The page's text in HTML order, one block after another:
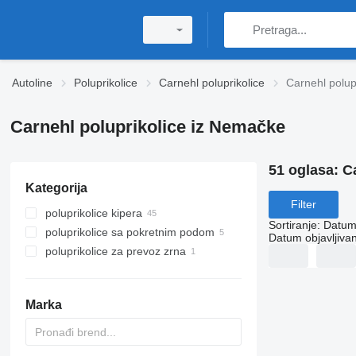
Autoline Poluprikolice Carnehl poluprikolice Carnehl
Carnehl poluprikolice iz Nemačke
Kategorija
poluprikolice kipera
poluprikolice sa pokretnim podom
poluprikolice za prevoz zrna
Marka
51 oglasa:
Filter
Sortiranje:
Datum